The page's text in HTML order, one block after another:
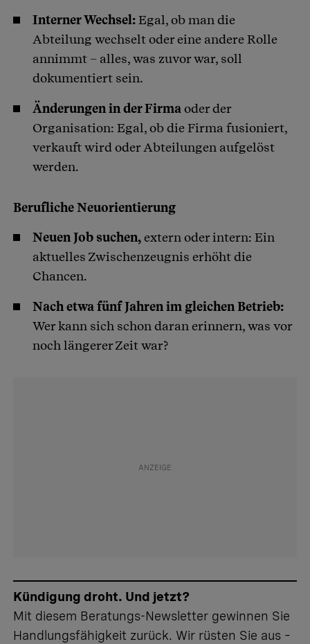
Interner Wechsel:Egal, ob man die
Abteilung wechselt oder eine andere Rolle
annimmt – alles, was zuvor war, soll
dokumentiert sein.
Änderungen in der Firmaoder der
Organisation: Egal, ob die Firma fusioniert,
verkauft wird oder Abteilungen aufgelöst
werden.
Berufliche Neuorientierung
Neuen Job suchen,extern oder intern: Ein
aktuelles Zwischenzeugnis erhöht die
Chancen.
Nach etwa fünf Jahren im gleichen Betrieb:
Wer kann sich schon daran erinnern, was vor
noch längerer Zeit war?
Kündigung droht. Und jetzt?
Mit diesem Beratungs-Newsletter gewinnen Sie
Handlungsfähigkeit zurück. Wir rüsten Sie aus –